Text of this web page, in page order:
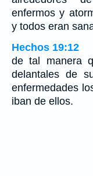
enfermos y
y todos eran
Hechos 19:12
de tal manera
delantales de
enfermedades
iban de ellos.